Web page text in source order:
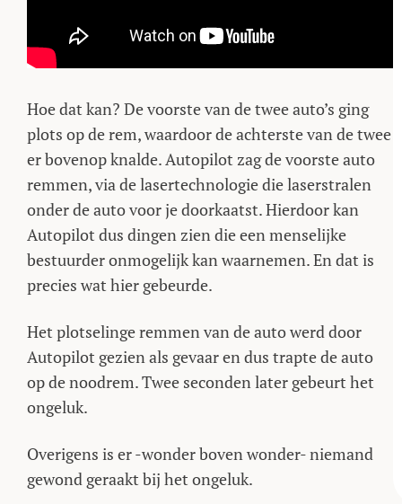
Hoe dat kan? De voorste van de twee auto’s ging
plots op de rem, waardoor de achterste van de twee
er bovenop knalde. Autopilot zag de voorste auto
remmen, via de lasertechnologie die laserstralen
onder de auto voor je doorkaatst. Hierdoor kan
Autopilot dus dingen zien die een menselijke
bestuurder onmogelijk kan waarnemen. En dat is
precies wat hier gebeurde.
Het plotselinge remmen van de auto werd door
Autopilot gezien als gevaar en dus trapte de auto
op de noodrem. Twee seconden later gebeurt het
ongeluk.
Overigens is er -wonder boven wonder- niemand
gewond geraakt bij het ongeluk.